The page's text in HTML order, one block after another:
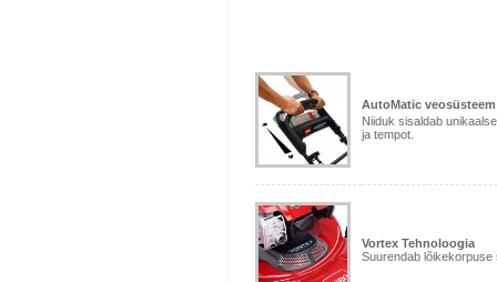
AutoMatic veosüsteem
Niiduk sisaldab
ja tempot.
Vortex Tehnoloogia
Suurendab